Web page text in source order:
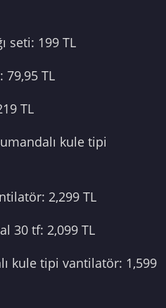
seti: 199 TL
79,95 TL
TL
kule tipi
2,299 TL
30 tf: 2,099 TL
kule tipi vantilatör: 1,599